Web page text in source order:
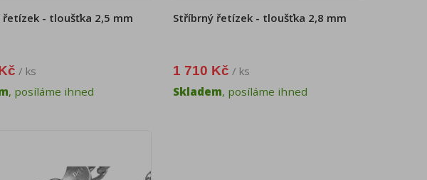
řetízek - tloušťka 2,5 mm
/ ks
, posíláme ihned
Stříbrný řetízek - tloušťka 2,8 mm
1 710 Kč / ks
Skladem, posíláme ihned